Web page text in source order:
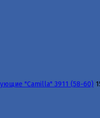
"Camilla" 3911 (58-60)